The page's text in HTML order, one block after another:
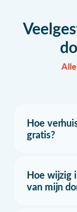
Hoe
gratis?
Hoe wijzig
van mijn